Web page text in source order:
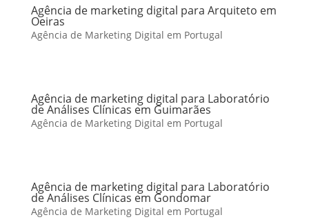
Agência de marketing digital para Arquiteto em
Oeiras
Agência de Marketing Digital em Portugal
Agência de marketing digital para Laboratório
de Análises Clínicas em Guimarães
Agência de Marketing Digital em Portugal
Agência de marketing digital para Laboratório
de Análises Clínicas em Gondomar
Agência de Marketing Digital em Portugal